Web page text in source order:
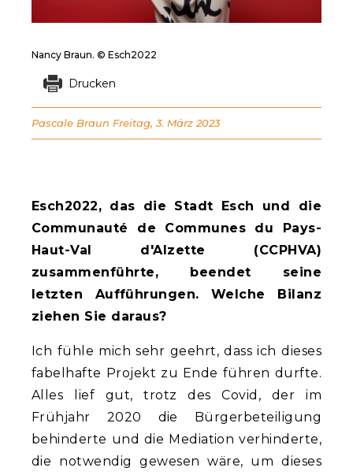
Esch2022, das die Stadt Esch und die
Communauté de Communes du Pays-
Haut-Val d'Alzette (CCPHVA)
zusammenführte, beendet seine
letzten Aufführungen. Welche Bilanz
ziehen Sie daraus?
Ich fühle mich sehr geehrt, dass ich dieses
fabelhafte Projekt zu Ende führen durfte.
Alles lief gut, trotz des Covid, der im
Frühjahr 2020 die Bürgerbeteiligung
behinderte und die Mediation verhinderte,
die notwendig gewesen wäre, um dieses
Nancy Braun. © Esch2022
Drucken
Pascale Braun Freitag, 3. März 2023